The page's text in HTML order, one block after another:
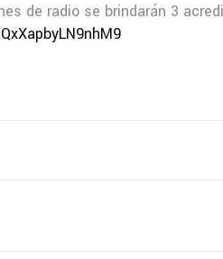
de radio se brindarán 3